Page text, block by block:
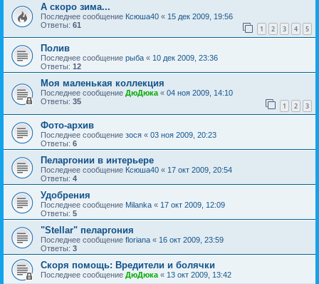
А скоро зима...
Последнее сообщение Ксюша40 « 15 дек 2009, 19:56
Ответы: 61 1 2 3 4 5
Полив
Последнее сообщение рыба « 10 дек 2009, 23:36
Ответы: 12
Моя маленькая коллекция
Последнее сообщение ДюДюка « 04 ноя 2009, 14:10
Ответы: 35 1 2 3
Фото-архив
Последнее сообщение зося « 03 ноя 2009, 20:23
Ответы: 6
Пеларгонии в интерьере
Последнее сообщение Ксюша40 « 17 окт 2009, 20:54
Ответы: 4
Удобрения
Последнее сообщение Milanka « 17 окт 2009, 12:09
Ответы: 5
"Stellar" пеларгония
Последнее сообщение floriana « 16 окт 2009, 23:59
Ответы: 3
Скоря помощь: Вредители и болячки
Последнее сообщение ДюДюка « 13 окт 2009, 13:42